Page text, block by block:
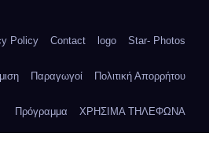
Policy Contact logo Star- Photos
Παραγωγοί Πολιτική Απορρήτου
Πρόγραμμα ΧΡΗΣΙΜΑ ΤΗΛΕΦΩΝΑ